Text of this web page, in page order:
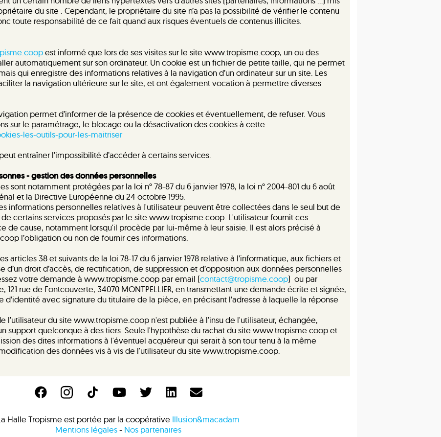
du site . Cependant, le propriétaire du site n’a pas la possibilité de vérifier le contenu
toute responsabilité de ce fait quand aux risques éventuels de contenus illicites.
est informé que lors de ses visites sur le site www.tropisme.coop, un ou des
automatiquement sur son ordinateur. Un cookie est un fichier de petite taille, qui ne permet
qui enregistre des informations relatives à la navigation d’un ordinateur sur un site. Les
la navigation ultérieure sur le site, et ont également vocation à permettre diverses
permet d’informer de la présence de cookies et éventuellement, de refuser. Vous
sur le paramétrage, le blocage ou la désactivation des cookies à cette
les-outils-pour-les-maitriser
entraîner l’impossibilité d’accéder à certains services.
- gestion des données personnelles
sont notamment protégées par la loi n° 78-87 du 6 janvier 1978, la loi n° 2004-801 du 6 août
et la Directive Européenne du 24 octobre 1995.
informations personnelles relatives à l'utilisateur peuvent être collectées dans le seul but de
certains services proposés par le site www.tropisme.coop. L'utilisateur fournit ces
de cause, notamment lorsqu'il procède par lui-même à leur saisie. Il est alors précisé à
l’obligation ou non de fournir ces informations.
articles 38 et suivants de la loi 78-17 du 6 janvier 1978 relative à l’informatique, aux fichiers et
d’un droit d’accès, de rectification, de suppression et d’opposition aux données personnelles
votre demande à www.tropisme.coop par email (contact@tropisme.coop) ou par
121 rue de Fontcouverte, 34070 MONTPELLIER, en transmettant une demande écrite et signée,
avec signature du titulaire de la pièce, en précisant l’adresse à laquelle la réponse
l'utilisateur du site www.tropisme.coop n'est publiée à l'insu de l'utilisateur, échangée,
support quelconque à des tiers. Seule l'hypothèse du rachat du site www.tropisme.coop et
des dites informations à l'éventuel acquéreur qui serait à son tour tenu à la même
des données vis à vis de l'utilisateur du site www.tropisme.coop.
Halle Tropisme est portée par la coopérative Illusion&macadam
Mentions légales- Nos partenaires